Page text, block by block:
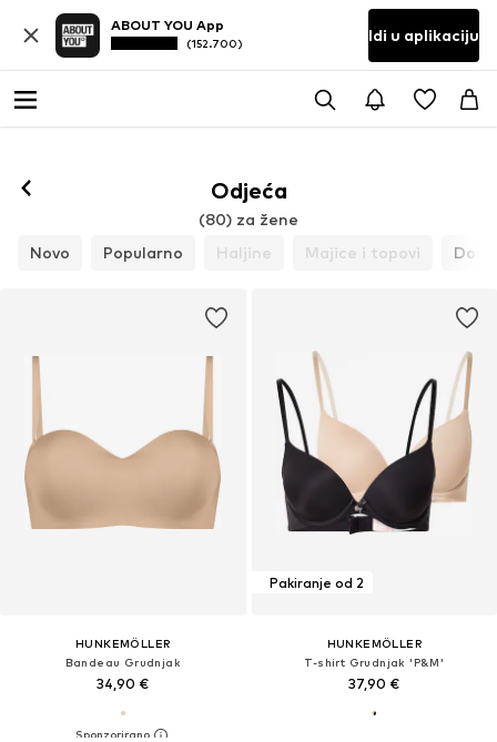
ABOUT YOU App
(152.700) Idi u aplikaciju
Odjeća
(80) za žene
Novo
Popularno Haljine Majice i topovi
HUNKEMÖLLER
Bandeau Grudnjak
34,90 €
Pakiranje od 2
HUNKEMÖLLER
T-shirt Grudnjak 'P&M'
37,90 €